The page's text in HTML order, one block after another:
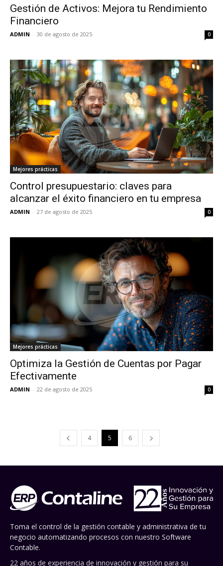
Gestión de Activos: Mejora tu Rendimiento
Financiero
ADMIN - 30 de agosto de 2025 0
Mejores prácticas
Control presupuestario: claves para
alcanzar el éxito financiero en tu empresa
ADMIN - 27 de agosto de 2025 0
Mejores prácticas
Optimiza la Gestión de Cuentas por Pagar
Efectivamente
ADMIN - 22 de agosto de 2025 0
4 5 6
Toma el control de la gestión contable y administrativa de tu
negocio automatizando procesos con nuestro Software
Contable.
22 años de experiencia de innovación y gestión para su